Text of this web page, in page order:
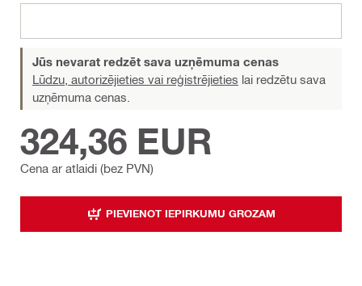
Jūs nevarat redzēt sava uzņēmuma cenas
Lūdzu, autorizējieties vai reģistrējieties lai redzētu sava
uzņēmuma cenas.
Cena ar atlaidi (bez PVN)
324,36 EUR
PIEVIENOT IEPIRKUMU GROZAM